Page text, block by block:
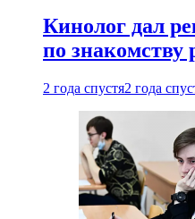
Кинолог дал
по знакомству
2 года спустя2 года